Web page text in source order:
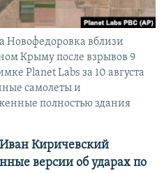
Новофедоровка вблизи
Крыму после взрывов 9
Planet Labs за 10 августа
самолеты и
полностью здания
Киричевский
версии об ударах по